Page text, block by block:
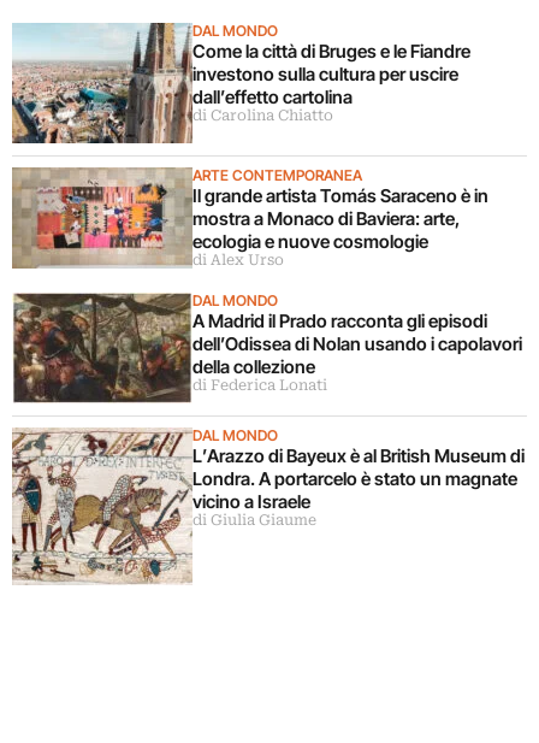
DAL MONDO
Come la città di Bruges e le Fiandre
investono sulla cultura per uscire
dall’effetto cartolina
di Carolina Chiatto
ARTE CONTEMPORANEA
Il grande artista Tomás Saraceno è in
mostra a Monaco di Baviera: arte,
ecologia e nuove cosmologie
di Alex Urso
DAL MONDO
A Madrid il Prado racconta gli episodi
dell’Odissea di Nolan usando i capolavori
della collezione
di Federica Lonati
DAL MONDO
L’Arazzo di Bayeux è al British Museum di
Londra. A portarcelo è stato un magnate
vicino a Israele
di Giulia Giaume